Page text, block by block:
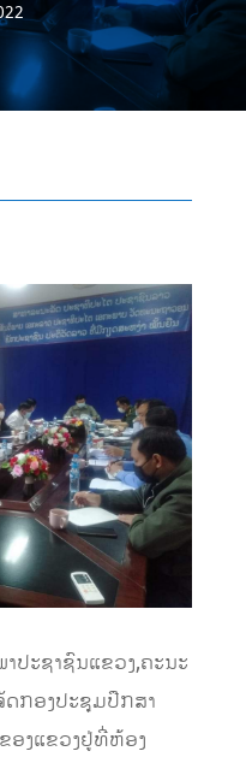
ປະຊາຊົນແຂວງ,ຄະນະ
ກອງປະຊຸມປືກສາ
ອງແຂວງຢູ່ທີ່ຫ້ອງ